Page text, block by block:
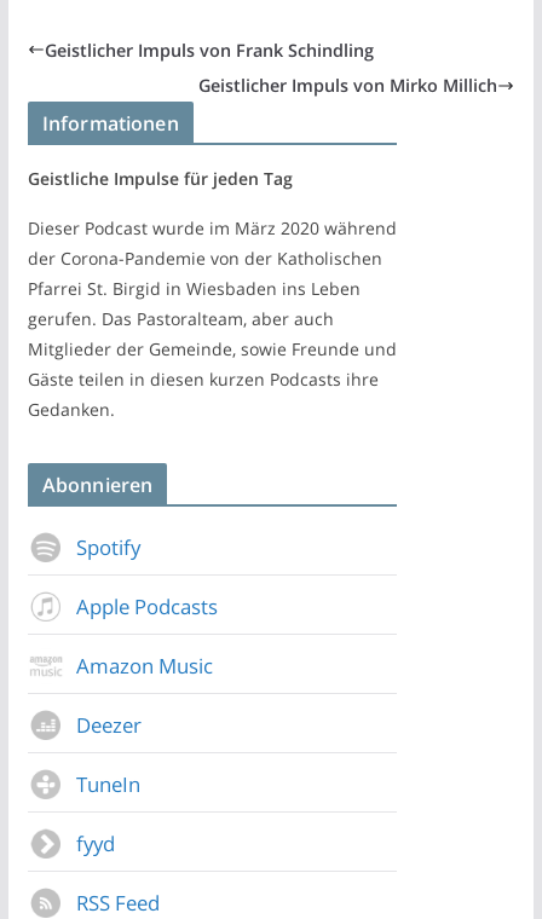
Geistlicher Impuls von Frank Schindling
Geistlicher Impuls von Mirko Millich
Informationen
Geistliche Impulse für jeden Tag
Dieser Podcast wurde im März 2020 während
der Corona-Pandemie von der Katholischen
Pfarrei St. Birgid in Wiesbaden ins Leben
gerufen. Das Pastoralteam, aber auch
Mitglieder der Gemeinde, sowie Freunde und
Gäste teilen in diesen kurzen Podcasts ihre
Gedanken.
Abonnieren
Spotify
Apple Podcasts
Amazon Music
Deezer
TuneIn
fyyd
RSS Feed